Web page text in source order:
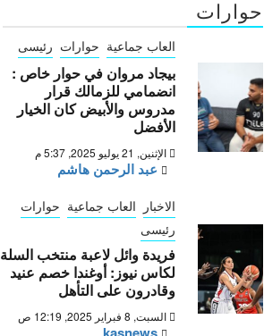
حوارات
العاب جماعية حوارات رئيسى
بيجاد مروان في حوار خاص :
انضمامي للزمالك قرار
مدروس والأبيض كان الخيار
الأفضل
الإثنين, 21 يوليو 2025, 5:37 م
عبد الرحمن هاشم
الاخبار العاب جماعية حوارات
رئيسى
فريدة وائل لاعبة منتخب السلة
لكاس نيوز: أوغندا خصم عنيد
وقادرون على التأهل
السبت, 8 فبراير 2025, 12:19 ص